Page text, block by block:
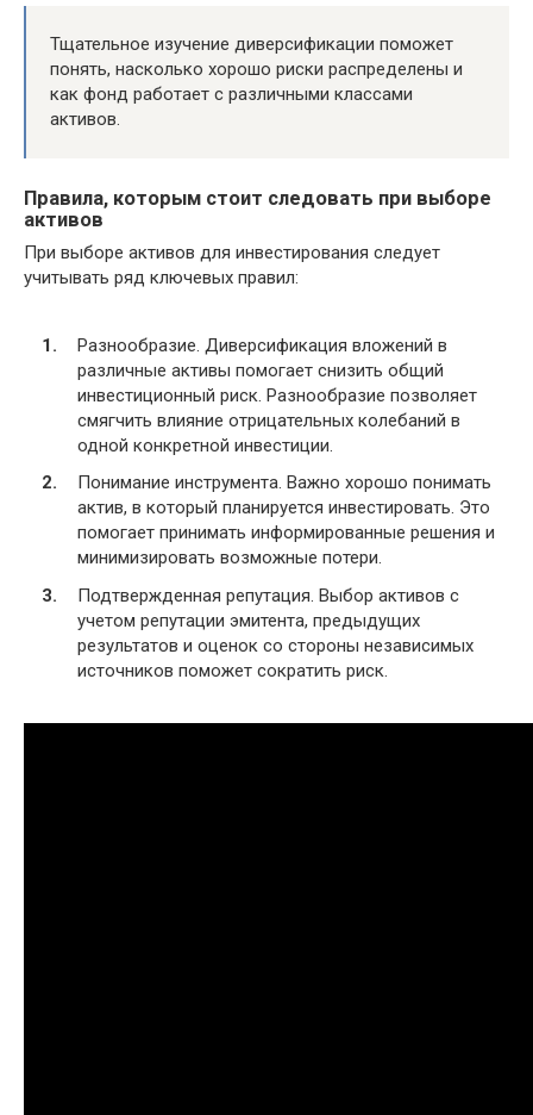
Тщательное изучение диверсификации поможет
понять, насколько хорошо риски распределены и
как фонд работает с различными классами
активов.
Правила, которым стоит следовать при выборе
активов
При выборе активов для инвестирования следует
учитывать ряд ключевых правил:
Разнообразие. Диверсификация вложений в
различные активы помогает снизить общий
инвестиционный риск. Разнообразие позволяет
смягчить влияние отрицательных колебаний в
одной конкретной инвестиции.
Понимание инструмента. Важно хорошо понимать
актив, в который планируется инвестировать. Это
помогает принимать информированные решения и
минимизировать возможные потери.
Подтвержденная репутация. Выбор активов с
учетом репутации эмитента, предыдущих
результатов и оценок со стороны независимых
источников поможет сократить риск.